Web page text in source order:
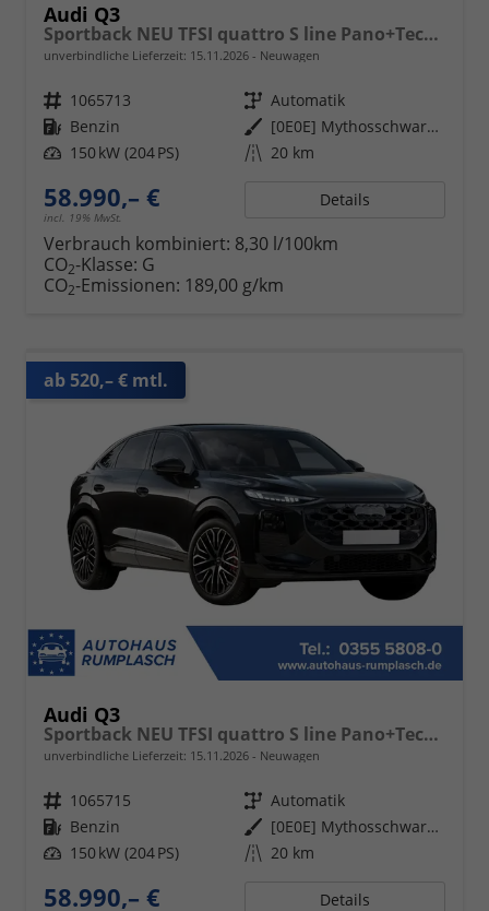
Audi Q3
Sportback NEU TFSI quattro S line Pano+TechPro+Matrix+AHK+HUD+Alu20+KlimaPlus+DCC+SONOS
unverbindliche Lieferzeit: 15.11.2026 Neuwagen
Fahrzeugnr. 1065713 Getriebe Automatik
Kraftstoff Benzin Außenfarbe
[0E0E] Mythosschwarz Metallic
Leistung 150 kW (204 PS) Kilometerstand 20 km
58.990,– €
incl. 19% MwSt.
Details
Verbrauch kombiniert: 8,30 l/100km
CO2-Klasse: G
CO2-Emissionen: 189,00 g/km
ab 520,– € mtl.
Audi Q3
Sportback NEU TFSI quattro S line Pano+TechPro+Matrix+AHK+HUD+Alu20+KlimaPlus+DCC+SONOS
unverbindliche Lieferzeit: 15.11.2026 Neuwagen
Fahrzeugnr. 1065715 Getriebe Automatik
Kraftstoff Benzin Außenfarbe
[0E0E] Mythosschwarz Metallic
Leistung 150 kW (204 PS) Kilometerstand 20 km
58.990,– € Details